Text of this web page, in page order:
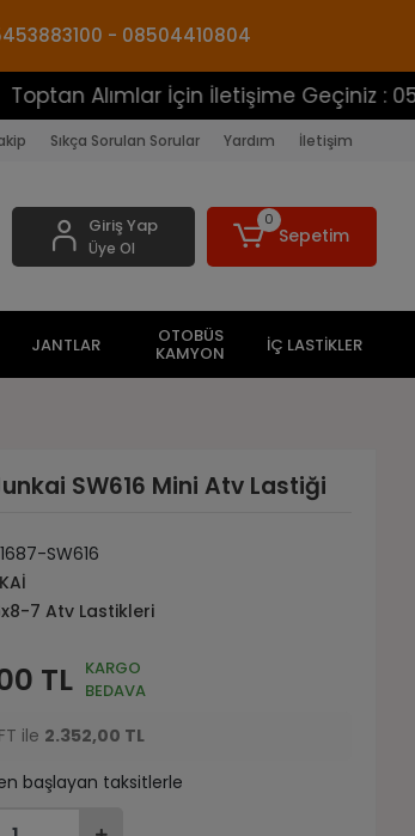
- 08504410804
İçin İletişime Geçiniz :
Sıkça Sorulan Sorular Yardım İletişim
Giriş Yap
Üye Ol
0
Sepetim
JANTLAR OTOBÜS
KAMYON İÇ LASTİKLER
SW616 Mini Atv Lastiği
1687-SW616
7 Atv Lastikleri
TL KARGO
BEDAVA
ile 2.352,00 TL
başlayan taksitlerle